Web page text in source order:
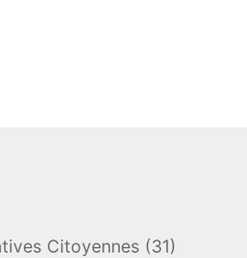
Citoyennes (31)